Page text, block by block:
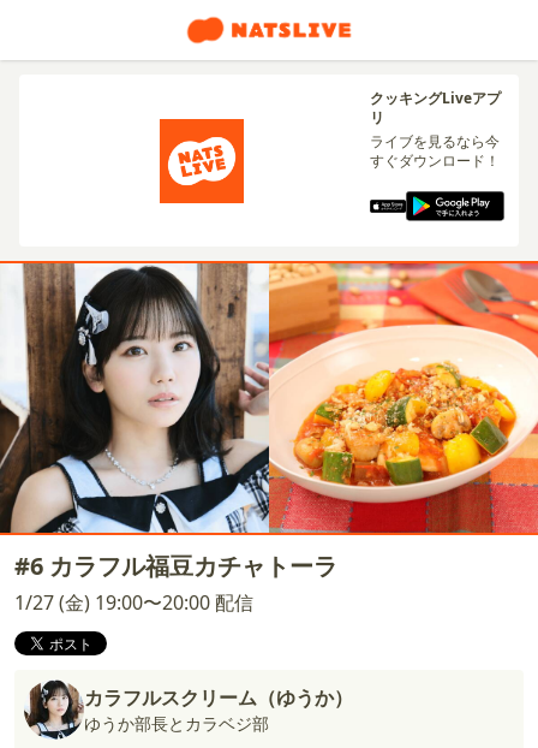
クッキングLiveアプ
リ
ライブを見るなら今
すぐダウンロード！
#6 カラフル福豆カチャトーラ
1/27 (金) 19:00〜20:00 配信
カラフルスクリーム（ゆうか）
ゆうか部長とカラベジ部